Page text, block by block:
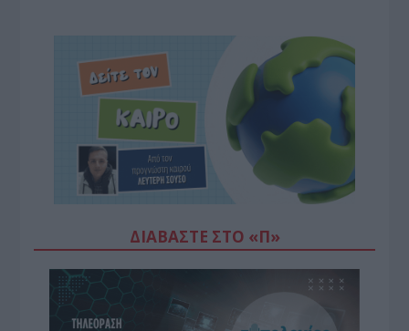
ΔΙΑΒΆΣΤΕ ΣΤΟ «Π»